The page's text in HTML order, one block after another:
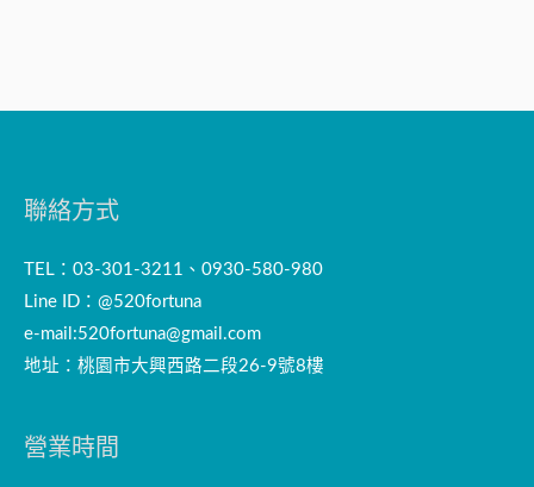
聯絡方式
TEL：03-301-3211、0930-580-980
Line ID：@520fortuna
e-mail:520fortuna@gmail.com
地址：桃園市大興西路二段26-9號8樓
營業時間